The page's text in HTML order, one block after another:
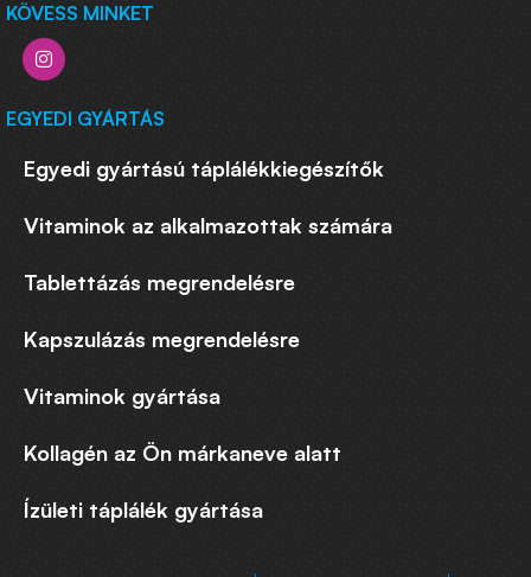
KÖVESS MINKET
EGYEDI GYÁRTÁS
Egyedi gyártású táplálékkiegészítők
Vitaminok az alkalmazottak számára
Tablettázás megrendelésre
Kapszulázás megrendelésre
Vitaminok gyártása
Kollagén az Ön márkaneve alatt
Ízületi táplálék gyártása